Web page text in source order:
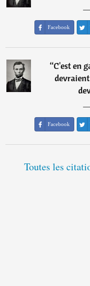
Facebook
“C'est en
Facebook
Toutes les